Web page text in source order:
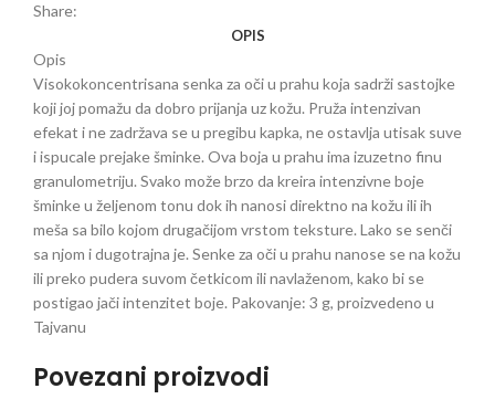
Share:
OPIS
Opis
Visokokoncentrisana senka za oči u prahu koja sadrži sastojke
koji joj pomažu da dobro prijanja uz kožu. Pruža intenzivan
efekat i ne zadržava se u pregibu kapka, ne ostavlja utisak suve
i ispucale prejake šminke. Ova boja u prahu ima izuzetno finu
granulometriju. Svako može brzo da kreira intenzivne boje
šminke u željenom tonu dok ih nanosi direktno na kožu ili ih
meša sa bilo kojom drugačijom vrstom teksture. Lako se senči
sa njom i dugotrajna je. Senke za oči u prahu nanose se na kožu
ili preko pudera suvom četkicom ili navlaženom, kako bi se
postigao jači intenzitet boje. Pakovanje: 3 g, proizvedeno u
Tajvanu
Povezani proizvodi